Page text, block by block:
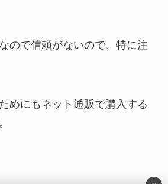
ので信頼がないので、特に注
めにもネット通販で購入する